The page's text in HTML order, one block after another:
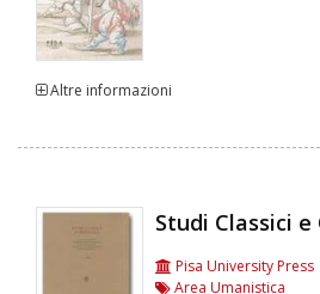
Altre informazioni
Studi Classici
Pisa University Press
Area Umanistica